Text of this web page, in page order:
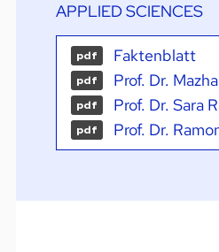
APPLIED SCIENCES
pdf Faktenblatt
pdf Prof. Dr.
pdf Prof. Dr. Sara
pdf Prof. Dr.